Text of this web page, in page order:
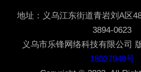
地址：义乌江东街道青岩刘A区
3894-0623
义乌市乐锋网络科技有限公司
18027949号